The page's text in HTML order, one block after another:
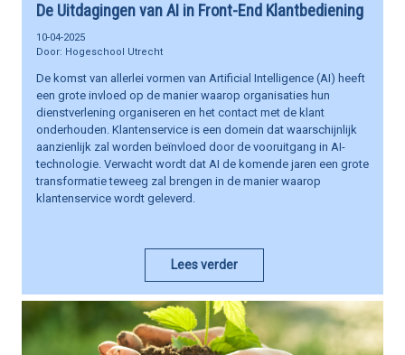
De Uitdagingen van AI in Front-End Klantbediening
10-04-2025
Hogeschool Utrecht
De komst van allerlei vormen van Artificial Intelligence (AI) heeft
een grote invloed op de manier waarop organisaties hun
dienstverlening organiseren en het contact met de klant
onderhouden. Klantenservice is een domein dat waarschijnlijk
aanzienlijk zal worden beïnvloed door de vooruitgang in AI-
technologie. Verwacht wordt dat AI de komende jaren een grote
transformatie teweeg zal brengen in de manier waarop
klantenservice wordt geleverd.
Lees verder